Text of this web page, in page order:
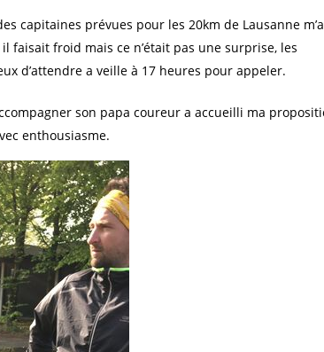
capitaines prévues pour les 20km de Lausanne m’a
froid mais ce n’était pas une surprise, les
d’attendre a veille à 17 heures pour appeler.
son papa coureur a accueilli ma
enthousiasme.